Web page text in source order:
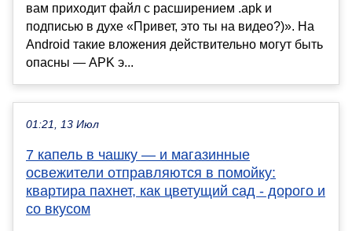
вам приходит файл с расширением .apk и
подписью в духе «Привет, это ты на видео?)». На
Android такие вложения действительно могут быть
опасны — APK э...
01:21, 13 Июл
7 капель в чашку — и магазинные
освежители отправляются в помойку:
квартира пахнет, как цветущий сад - дорого и
со вкусом